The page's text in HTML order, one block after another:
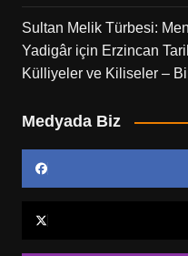
Sultan Melik Türbesi:
Yadigâriçin Erzincan
Külliyeler ve Kiliseler –
Medyada Biz